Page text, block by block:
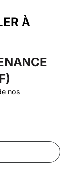
À
nos